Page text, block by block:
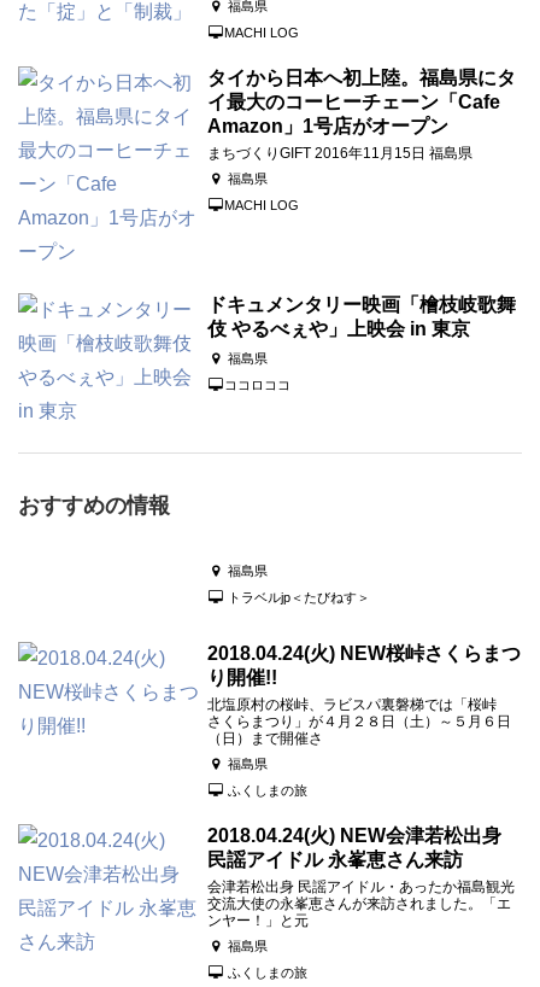
福島県
MACHI LOG
タイから日本へ初上陸。福島県にタ
イ最大のコーヒーチェーン「Cafe
Amazon」1号店がオープン
まちづくりGIFT 2016年11月15日 福島県
福島県
MACHI LOG
ドキュメンタリー映画「檜枝岐歌舞
伎 やるべぇや」上映会 in 東京
福島県
ココロココ
おすすめの情報
福島県
トラベルjp＜たびねす＞
2018.04.24(火) NEW桜峠さくらまつ
り開催!!
北塩原村の桜峠、ラビスパ裏磐梯では「桜峠
さくらまつり」が４月２８日（土）～５月６日
（日）まで開催さ
福島県
ふくしまの旅
2018.04.24(火) NEW会津若松出身
民謡アイドル 永峯恵さん来訪
会津若松出身 民謡アイドル・あったか福島観光
交流大使の永峯恵さんが来訪されました。「エ
ンヤー！」と元
福島県
ふくしまの旅